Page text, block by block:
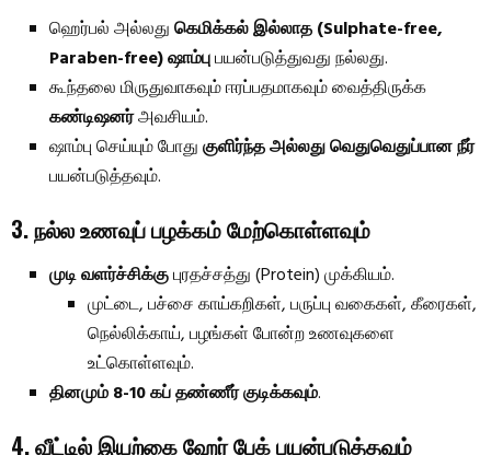
ஹெர்பல் அல்லதுகெமிக்கல் இல்லாத (Sulphate-free,
Paraben-free) ஷாம்புபயன்படுத்துவது நல்லது.
கூந்தலை மிருதுவாகவும் ஈரப்பதமாகவும் வைத்திருக்க
கண்டிஷனர்அவசியம்.
ஷாம்பு செய்யும் போதுகுளிர்ந்த அல்லது வெதுவெதுப்பான நீர்
பயன்படுத்தவும்.
3. நல்ல உணவுப் பழக்கம் மேற்கொள்ளவும்
முடி வளர்ச்சிக்குபுரதச்சத்து (Protein) முக்கியம்.
முட்டை, பச்சை காய்கறிகள், பருப்பு வகைகள், கீரைகள்,
நெல்லிக்காய், பழங்கள் போன்ற உணவுகளை
உட்கொள்ளவும்.
தினமும் 8-10 கப் தண்ணீர் குடிக்கவும்.
4. வீட்டில் இயற்கை ஹேர் பேக் பயன்படுத்தவும்